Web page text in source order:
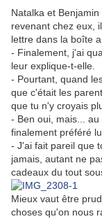
Natalka et
revenant chez eux,
lettre dans la boîte
- Finalement, j'ai
leur explique-t-elle.
- Pourtant, quand
que c'était les
que tu n'y croyais
- Ben oui, mais...
finalement préféré
- J'ai fait pareil que
jamais, autant ne
cadeaux du tout
Mieux vaut être
choses qu'on nous